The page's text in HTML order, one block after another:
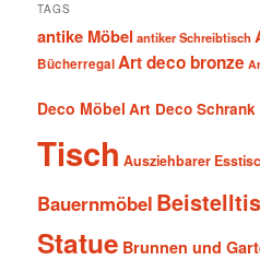
TAGS
antike Möbel antiker Schreibtisch
BücherregalArt deco bronze
Deco Möbel Art Deco Schrank
Tisch Ausziehbarer
Bauernmöbel
Statue Brunnen und